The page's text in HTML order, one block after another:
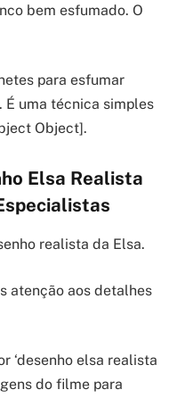
bem esfumado. O
para esfumar
É uma técnica simples
Object].
Elsa Realista
realista da Elsa.
atenção aos detalhes
‘desenho elsa realista
do filme para